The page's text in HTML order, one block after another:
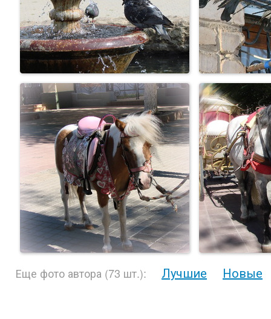
Еще фото автора (73 шт.): Лучшие Новые